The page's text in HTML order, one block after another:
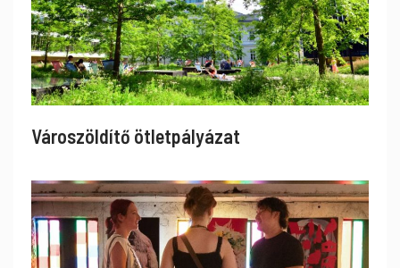
Városzöldítő ötletpályázat